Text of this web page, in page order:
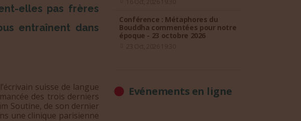
elles pas frères
entraînent dans
suisse de langue
des trois derniers
Soutine, de son dernier
une clinique parisienne
Conférence : Métaphores du
Bouddha commentées pour notre
époque - 23 octobre 2026
Evénements en ligne